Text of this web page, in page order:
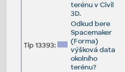
terénu v Civil
3D.
Tip 13393:
Odkud bere
Spacemaker
(Forma)
výšková data
okolního
terénu?